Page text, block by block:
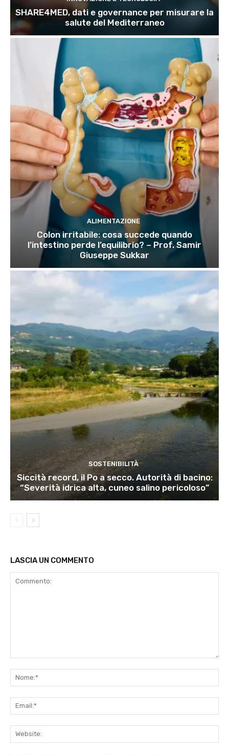
SHARE4MED, dati e governance per misurare la
salute del Mediterraneo
ALIMENTAZIONE
Colon irritabile: cosa succede quando
l’intestino perde l’equilibrio? – Prof. Samir
Giuseppe Sukkar
SOSTENIBILITÀ
Siccità record, il Po a secco. Autorità di bacino:
“Severità idrica alta, cuneo salino pericoloso”
LASCIA UN COMMENTO